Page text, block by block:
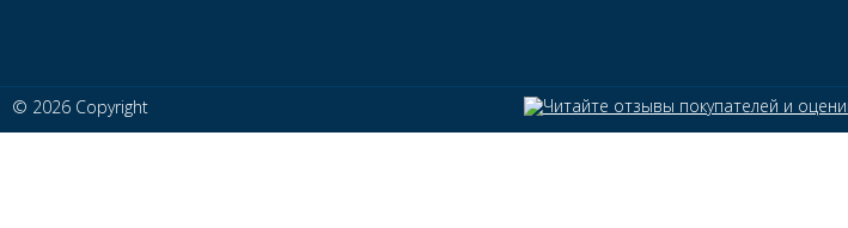
© 2026 Copyright